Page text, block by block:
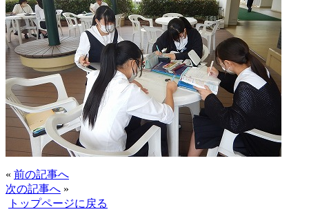
« 前の記事へ
次の記事へ »
トップページに戻る